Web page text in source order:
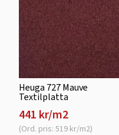
Heuga 727 Mauve
Textilplatta
441 kr/m2
(Ord. pris: 519 kr/m2)